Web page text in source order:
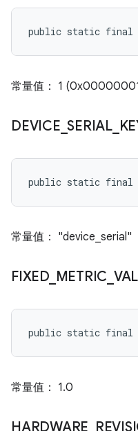
public static final int
常量值： 1
DEVICE _SERIAL_
public static final
常量值： "device_serial"
FIXED_ METRIC
public static final
常量值： 1.0
HARDWARE